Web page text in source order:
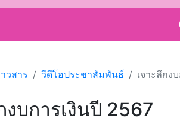
วสาร วีดีโอประชาสัมพันธ์ เจาะลึกง
งบการเงินปี 2567